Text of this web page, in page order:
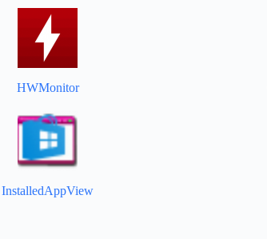
HWMonitor
InstalledAppView